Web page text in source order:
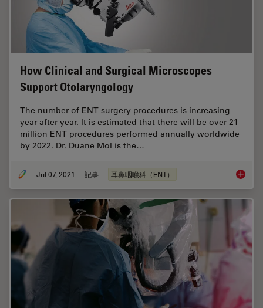
How Clinical and Surgical Microscopes
Support Otolaryngology
The number of ENT surgery procedures is increasing
year after year. It is estimated that there will be over 21
million ENT procedures performed annually worldwide
by 2022. Dr. Duane Mol is the…
Jul 07, 2021 記事 耳鼻咽喉科（ENT） How